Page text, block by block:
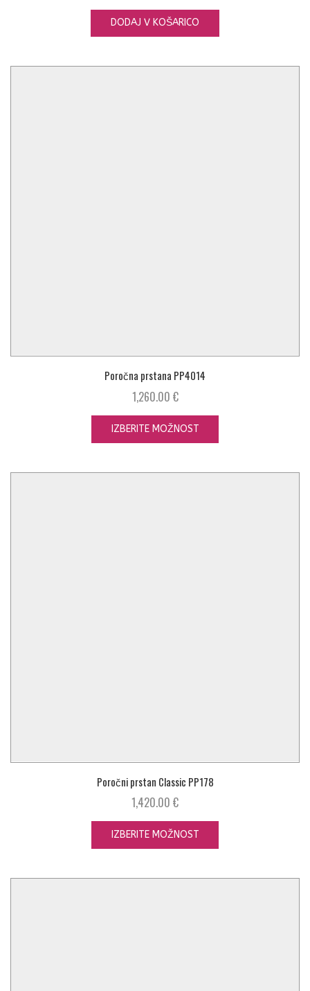
DODAJ V KOŠARICO
Poročna prstana PP4014
1,260.00 €
IZBERITE MOŽNOST
Poročni prstan Classic PP178
1,420.00 €
IZBERITE MOŽNOST